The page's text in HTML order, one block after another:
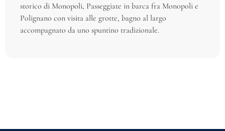
storico di Monopoli, Passeggiate in barca fra Monopoli e
Polignano con visita alle grotte, bagno al largo
accompagnato da uno spuntino tradizionale.